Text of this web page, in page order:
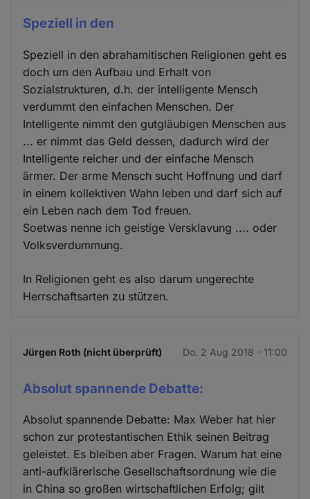
Speziell in den
Speziell in den abrahamitischen Religionen geht es
doch um den Aufbau und Erhalt von
Sozialstrukturen, d.h. der intelligente Mensch
verdummt den einfachen Menschen. Der
Intelligente nimmt den gutgläubigen Menschen aus
... er nimmt das Geld dessen, dadurch wird der
Intelligente reicher und der einfache Mensch
ärmer. Der arme Mensch sucht Hoffnung und darf
in einem kollektiven Wahn leben und darf sich auf
ein Leben nach dem Tod freuen.
Soetwas nenne ich geistige Versklavung .... oder
Volksverdummung.
In Religionen geht es also darum ungerechte
Herrschaftsarten zu stützen.
Jürgen Roth (nicht überprüft) Do. 2 Aug 2018 - 11:00
Absolut spannende Debatte:
Absolut spannende Debatte: Max Weber hat hier
schon zur protestantischen Ethik seinen Beitrag
geleistet. Es bleiben aber Fragen. Warum hat eine
anti-aufklärerische Gesellschaftsordnung wie die
in China so großen wirtschaftlichen Erfolg; gilt